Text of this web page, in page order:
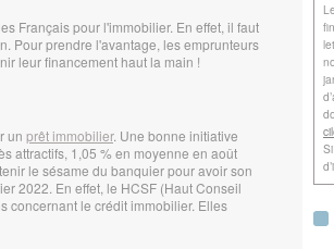
Français pour l'immobilier. En effet, il faut
Pour prendre l'avantage, les emprunteurs
leur financement haut la main !
un prêt immobilier. Une bonne initiative
attractifs, 1,05 % en moyenne en août
le sésame du banquier pour avoir son
2022. En effet, le HCSF (Haut Conseil
concernant le crédit immobilier. Elles